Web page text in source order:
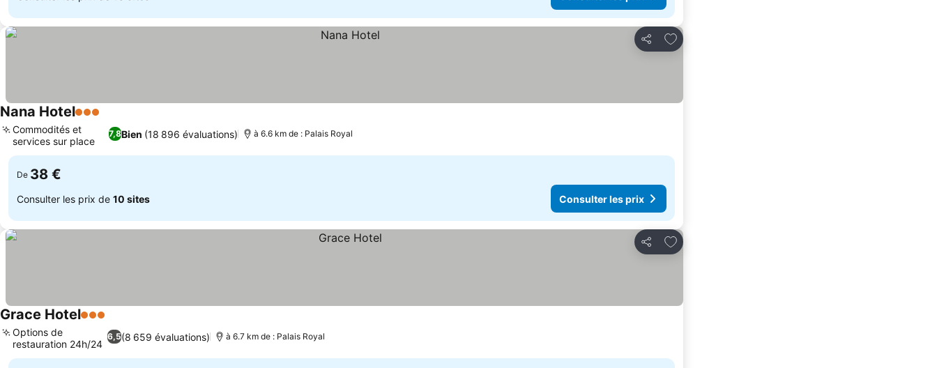
Partager
Ajouter à mes favoris
Nana Hotel3 Étoiles
7,8Bien (18 896 évaluations)
Commodités et
services sur place
à 6.6 km de : Palais Royal
De 38 €
Consulter les prix de 10 sites Consulter les prix
Partager
Ajouter à mes favoris
Grace Hotel3 Étoiles
6,5(8 659 évaluations)
Options de
restauration 24h/24
à 6.7 km de : Palais Royal